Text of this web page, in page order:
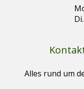
Alles rund um